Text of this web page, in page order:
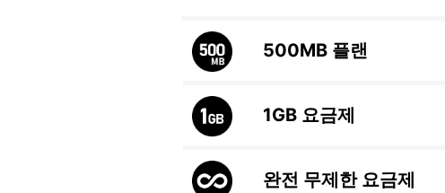
500MB 플랜
1GB 요금제
완전 무제한 요금제